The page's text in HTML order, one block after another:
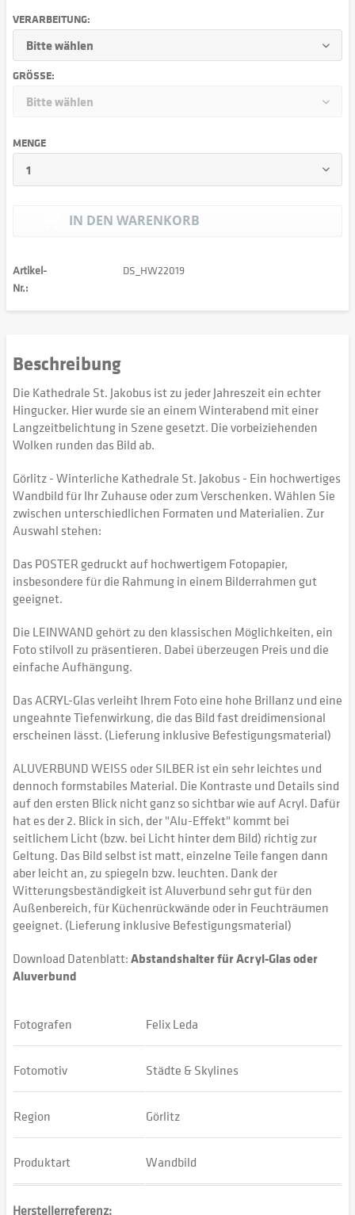
VERARBEITUNG:
GRÖSSE:
MENGE
IN DEN WARENKORB
Artikel-
Nr.:
DS_HW22019
Beschreibung
Die Kathedrale St. Jakobus ist zu jeder Jahreszeit ein echter
Hingucker. Hier wurde sie an einem Winterabend mit einer
Langzeitbelichtung in Szene gesetzt. Die vorbeiziehenden
Wolken runden das Bild ab.
Görlitz - Winterliche Kathedrale St. Jakobus - Ein hochwertiges
Wandbild für Ihr Zuhause oder zum Verschenken. Wählen Sie
zwischen unterschiedlichen Formaten und Materialien. Zur
Auswahl stehen:
Das POSTER gedruckt auf hochwertigem Fotopapier,
insbesondere für die Rahmung in einem Bilderrahmen gut
geeignet.
Die LEINWAND gehört zu den klassischen Möglichkeiten, ein
Foto stilvoll zu präsentieren. Dabei überzeugen Preis und die
einfache Aufhängung.
Das ACRYL-Glas verleiht Ihrem Foto eine hohe Brillanz und eine
ungeahnte Tiefenwirkung, die das Bild fast dreidimensional
erscheinen lässt. (Lieferung inklusive Befestigungsmaterial)
ALUVERBUND WEISS oder SILBER ist ein sehr leichtes und
dennoch formstabiles Material. Die Kontraste und Details sind
auf den ersten Blick nicht ganz so sichtbar wie auf Acryl. Dafür
hat es der 2. Blick in sich, der "Alu-Effekt" kommt bei
seitlichem Licht (bzw. bei Licht hinter dem Bild) richtig zur
Geltung. Das Bild selbst ist matt, einzelne Teile fangen dann
aber leicht an, zu spiegeln bzw. leuchten. Dank der
Witterungsbeständigkeit ist Aluverbund sehr gut für den
Außenbereich, für Küchenrückwände oder in Feuchträumen
geeignet. (Lieferung inklusive Befestigungsmaterial)
Download Datenblatt:Abstandshalter für Acryl-Glas oder
Aluverbund
Fotografen Felix Leda
Fotomotiv Städte & Skylines
Region Görlitz
Produktart Wandbild
Herstellerreferenz: